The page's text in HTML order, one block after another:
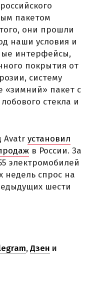
пакетом
они прошли
наши условия и
интерфейсы,
покрытия от
систему
«зимний» пакет с
стекла и
Avatr установил
в России. За
электромобилей
недель спрос на
шести
,Дзен и